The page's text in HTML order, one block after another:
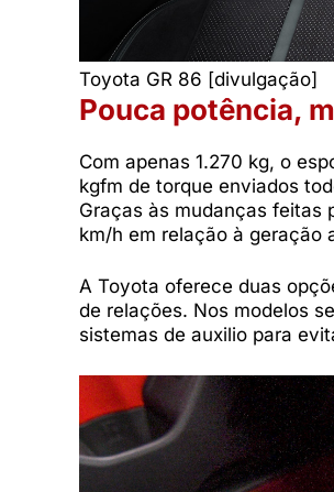
Toyota GR 86 [divulgação]
Pouca potência,
Com apenas 1.270 kg, o
kgfm de torque enviados
Graças às mudanças feitas
km/h em relação à geração
A Toyota oferece duas
de relações. Nos modelos
sistemas de auxilio para